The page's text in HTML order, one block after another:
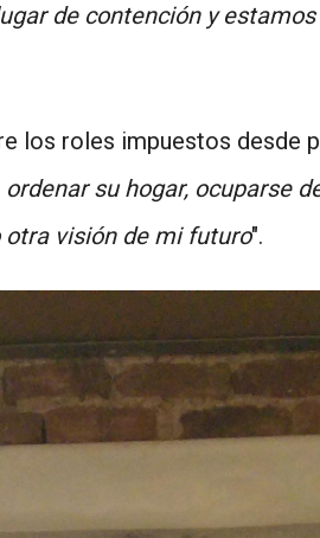
de contención y
los roles impuestos desde
su hogar, ocuparse
otra visión de mi futuro".